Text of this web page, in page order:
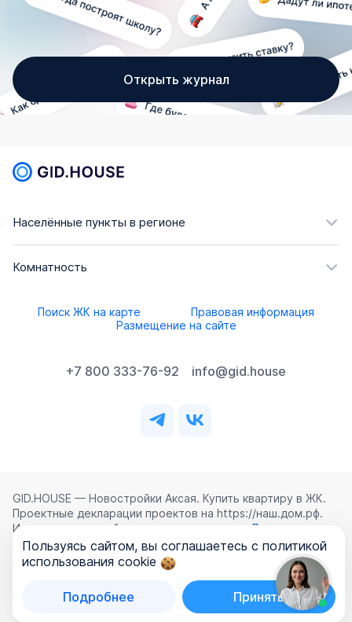
Открыть журнал
Населённые пункты в регионе
Комнатность
Поиск ЖК на карте
Правовая информация
Размещение на сайте
+7 800 333-76-92 info@gid.house
GID.HOUSE — Новостройки Аксая. Купить квартиру в ЖК.
Проектные декларации проектов на https://наш.дом.рф.
Использование сайта означает согласие с
Лицензионным
соглашением ,Политикой конфиденциальностии
Политикой обработки персональных данных
ООО «ГИД.ХАУЗ»
Пользуясь сайтом, вы соглашаетесь с политикой
использования cookie
Подробнее Принять